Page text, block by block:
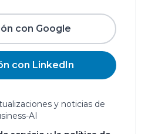
con Google
con LinkedIn
y noticias de
AI